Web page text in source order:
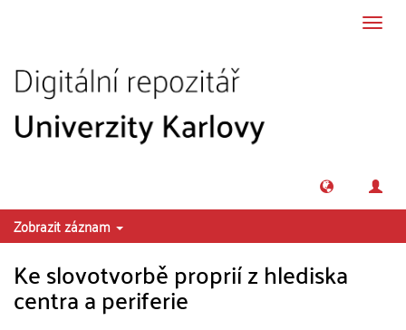
Zobrazit záznam
Ke slovotvorbě proprií z hlediska
centra a periferie